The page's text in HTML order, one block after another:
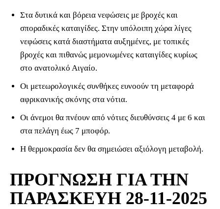
Στα δυτικά και βόρεια νεφώσεις με βροχές και
σποραδικές καταιγίδες. Στην υπόλοιπη χώρα λίγες
νεφώσεις κατά διαστήματα αυξημένες, με τοπικές
βροχές και πιθανώς μεμονωμένες καταιγίδες κυρίως
στο ανατολικό Αιγαίο.
Οι μετεωρολογικές συνθήκες ευνοούν τη μεταφορά
αφρικανικής σκόνης στα νότια.
Οι άνεμοι θα πνέουν από νότιες διευθύνσεις 4 με 6 και
στα πελάγη έως 7 μποφόρ.
Η θερμοκρασία δεν θα σημειώσει αξιόλογη μεταβολή.
ΠΡΟΓΝΩΣΗ ΓΙΑ ΤΗΝ
ΠΑΡΑΣΚΕΥΗ 28-11-2025